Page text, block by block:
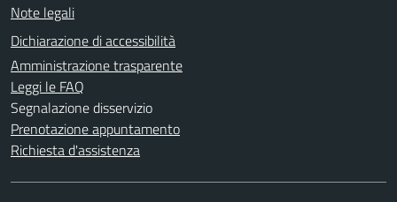
Note legali
Dichiarazione di accessibilità
Amministrazione trasparente
Leggi le FAQ
Segnalazione disservizio
Prenotazione appuntamento
Richiesta d'assistenza